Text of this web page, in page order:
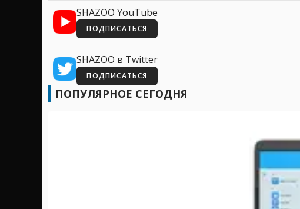
SHAZOO YouTube
ПОДПИСАТЬСЯ
SHAZOO в Twitter
ПОДПИСАТЬСЯ
ПОПУЛЯРНОЕ СЕГОДНЯ